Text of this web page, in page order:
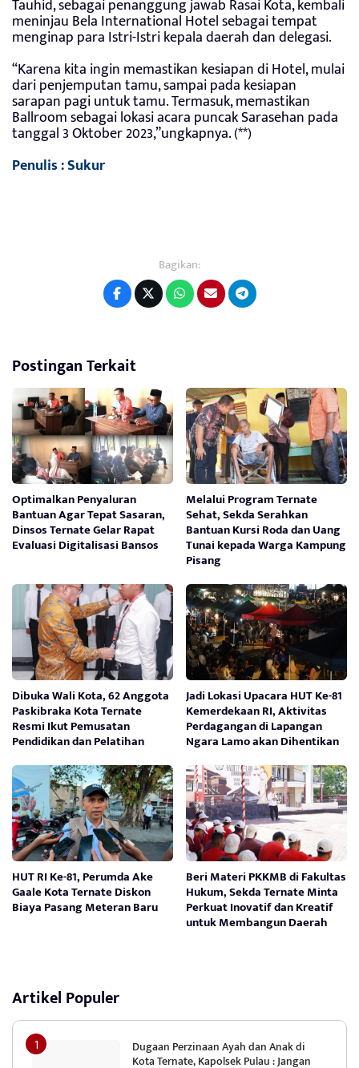
Tauhid, sebagai penanggung jawab Rasai Kota, kembali
meninjau Bela International Hotel sebagai tempat
menginap para Istri-Istri kepala daerah dan delegasi.
“Karena kita ingin memastikan kesiapan di Hotel, mulai
dari penjemputan tamu, sampai pada kesiapan
sarapan pagi untuk tamu. Termasuk, memastikan
Ballroom sebagai lokasi acara puncak Sarasehan pada
tanggal 3 Oktober 2023,”ungkapnya. (**)
Penulis : Sukur
Bagikan:
Postingan Terkait
Optimalkan Penyaluran
Bantuan Agar Tepat Sasaran,
Dinsos Ternate Gelar Rapat
Evaluasi Digitalisasi Bansos
Melalui Program Ternate
Sehat, Sekda Serahkan
Bantuan Kursi Roda dan Uang
Tunai kepada Warga Kampung
Pisang
Dibuka Wali Kota, 62 Anggota
Paskibraka Kota Ternate
Resmi Ikut Pemusatan
Pendidikan dan Pelatihan
Jadi Lokasi Upacara HUT Ke-81
Kemerdekaan RI, Aktivitas
Perdagangan di Lapangan
Ngara Lamo akan Dihentikan
HUT RI Ke-81, Perumda Ake
Gaale Kota Ternate Diskon
Biaya Pasang Meteran Baru
Beri Materi PKKMB di Fakultas
Hukum, Sekda Ternate Minta
Perkuat Inovatif dan Kreatif
untuk Membangun Daerah
Artikel Populer
Dugaan Perzinaan Ayah dan Anak di
Kota Ternate, Kapolsek Pulau : Jangan